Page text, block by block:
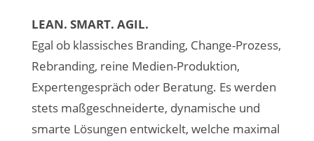
LEAN. SMART. AGIL.
Egal ob klassisches Branding, Change-Prozess,
Rebranding, reine Medien-Produktion,
Expertengespräch oder Beratung. Es werden
stets maßgeschneiderte, dynamische und
smarte Lösungen entwickelt, welche maximal